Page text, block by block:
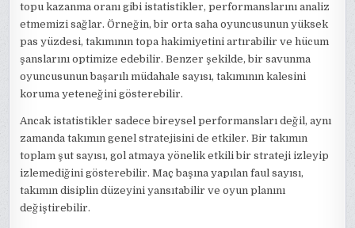
topu kazanma oranı gibi istatistikler, performanslarını analiz
etmemizi sağlar. Örneğin, bir orta saha oyuncusunun yüksek
pas yüzdesi, takımının topa hakimiyetini artırabilir ve hücum
şanslarını optimize edebilir. Benzer şekilde, bir savunma
oyuncusunun başarılı müdahale sayısı, takımının kalesini
koruma yeteneğini gösterebilir.
Ancak istatistikler sadece bireysel performansları değil, aynı
zamanda takımın genel stratejisini de etkiler. Bir takımın
toplam şut sayısı, gol atmaya yönelik etkili bir strateji izleyip
izlemediğini gösterebilir. Maç başına yapılan faul sayısı,
takımın disiplin düzeyini yansıtabilir ve oyun planını
değiştirebilir.